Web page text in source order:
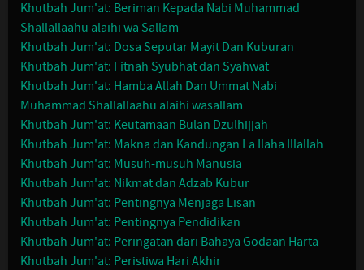
Khutbah Jum'at: Beriman Kepada Nabi Muhammad
Shallallaahu alaihi wa Sallam
Khutbah Jum'at: Dosa Seputar Mayit Dan Kuburan
Khutbah Jum'at: Fitnah Syubhat dan Syahwat
Khutbah Jum'at: Hamba Allah Dan Ummat Nabi
Muhammad Shallallaahu alaihi wasallam
Khutbah Jum'at: Keutamaan Bulan Dzulhijjah
Khutbah Jum'at: Makna dan Kandungan La Ilaha Illallah
Khutbah Jum'at: Musuh-musuh Manusia
Khutbah Jum'at: Nikmat dan Adzab Kubur
Khutbah Jum'at: Pentingnya Menjaga Lisan
Khutbah Jum'at: Pentingnya Pendidikan
Khutbah Jum'at: Peringatan dari Bahaya Godaan Harta
Khutbah Jum'at: Peristiwa Hari Akhir